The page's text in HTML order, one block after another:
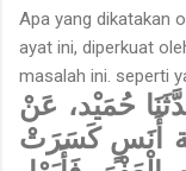
Apa yang dikatakan
ayat ini, diperkuat
masalah ini. seperti
حُمَيْد، عَنْ
أَنَسٍ كَسَرَتْ